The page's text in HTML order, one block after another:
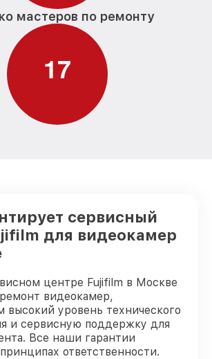
мастеров по ремонту
17
сервисный
для видеокамер
центре Fujifilm в Москве
видеокамер,
высокий уровень технического
и сервисную поддержку для
Все наши гарантии
ответственности.